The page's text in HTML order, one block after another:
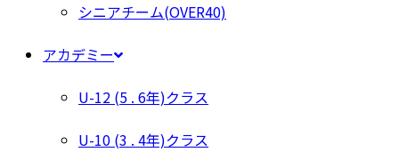
シニアチーム(OVER40)
アカデミー
U-12 (5 . 6年)クラス
U-10 (3 . 4年)クラス